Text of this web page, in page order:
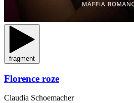
fragment
Florence roze
Claudia Schoemacher